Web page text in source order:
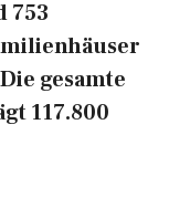
753
gesamte
117.800